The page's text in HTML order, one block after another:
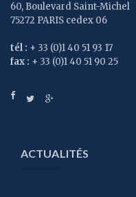
60, Boulevard Saint-Michel
75272 PARIS cedex 06
tél : + 33 (0)1 40 51 93 17
fax : + 33 (0)1 40 51 90 25
ACTUALITÉS